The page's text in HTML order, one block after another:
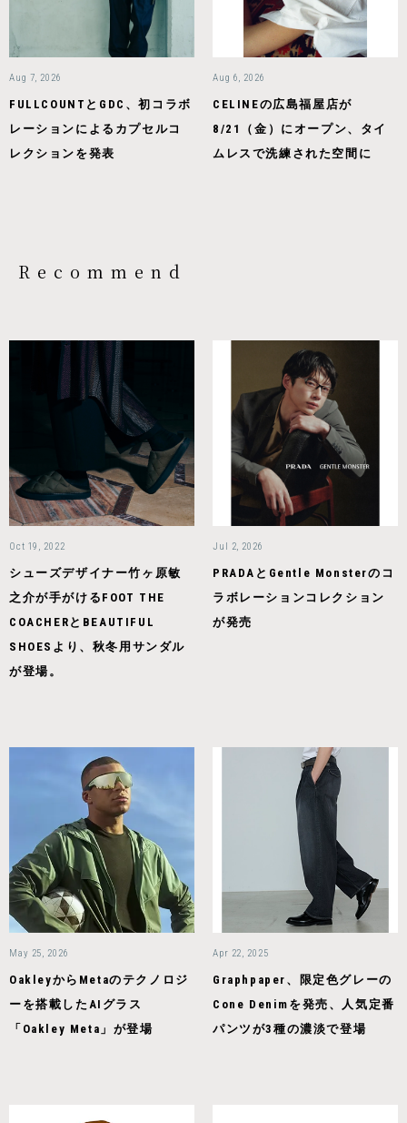
Aug 7, 2026
FULLCOUNTとGDC、初コラボ
レーションによるカプセルコ
レクションを発表
Aug 6, 2026
CELINEの広島福屋店が
8/21（金）にオープン、タイ
ムレスで洗練された空間に
Recommend
Oct 19, 2022
シューズデザイナー竹ヶ原敏
之介が手がけるFOOT THE
COACHERとBEAUTIFUL
SHOESより、秋冬用サンダル
が登場。
Jul 2, 2026
PRADAとGentle Monsterのコ
ラボレーションコレクション
が発売
May 25, 2026
OakleyからMetaのテクノロジ
ーを搭載したAIグラス
「Oakley Meta」が登場
Apr 22, 2025
Graphpaper、限定色グレーの
Cone Denimを発売、人気定番
パンツが3種の濃淡で登場